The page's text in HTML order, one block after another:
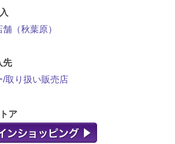
（秋葉原）
先
/取り扱い販売店
ア